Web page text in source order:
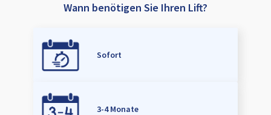
Wann benötigen Sie Ihren Lift?
Sofort
3-4 Monate